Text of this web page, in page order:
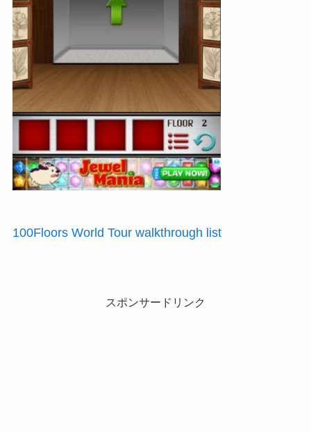
100Floors World Tour walkthrough list
スポンサードリンク